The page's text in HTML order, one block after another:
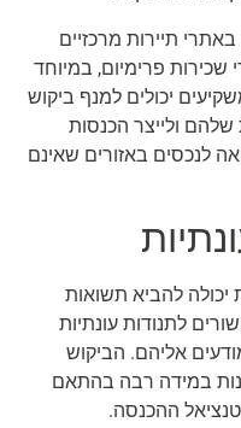
תיירות מרכזיים
שכירות פרימיום, במיוחד
יכולים למנף ביקוש
ולייצר הכנסות
לנכסים באזורים שאינם
יכולה להביא תשואות
לתנודות עונתיות
אליהם. הביקוש
במידה רבה בהתאם
ההכנסה.